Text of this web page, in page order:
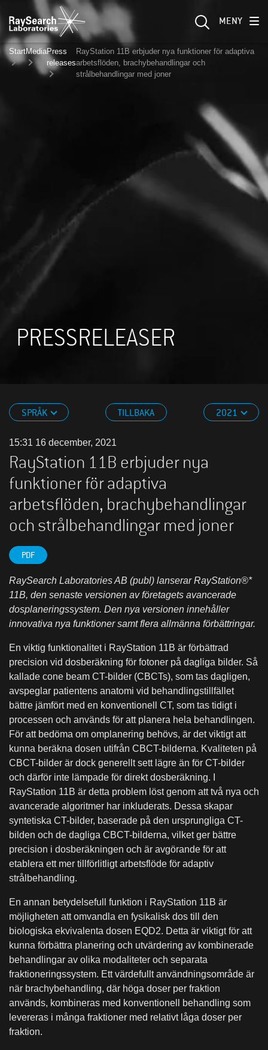
MENY
StartMediaPress
releases
RayStation 11B erbjuder nya funktioner för adaptiva
arbetsflöden, brachybehandlingar och
strålbehandlingar med joner
PRESSRELEASER
SPRÅK TILLBAKA 2021
15:31 16 december, 2021
RayStation 11B erbjuder nya
funktioner för adaptiva
arbetsflöden, brachybehandlingar
och strålbehandlingar med joner
PDF
RaySearch Laboratories AB (publ) lanserar RayStation®*
11B, den senaste versionen av företagets avancerade
dosplaneringssystem. Den nya versionen innehåller
innovativa nya funktioner samt flera allmänna förbättringar.
En viktig funktionalitet i RayStation 11B är förbättrad
precision vid dosberäkning för fotoner på dagliga bilder. Så
kallade cone beam CT-bilder (CBCTs), som tas dagligen,
avspeglar patientens anatomi vid behandlingstillfället
bättre jämfört med en konventionell CT, som tas tidigt i
processen och används för att planera hela behandlingen.
För att bedöma om omplanering behövs, är det viktigt att
kunna beräkna dosen utifrån CBCT-bilderna. Kvaliteten på
CBCT-bilder är dock generellt sett lägre än för CT-bilder
och därför inte lämpade för direkt dosberäkning. I
RayStation 11B är detta problem löst genom att två nya och
avancerade algoritmer har inkluderats. Dessa skapar
syntetiska CT-bilder, baserade på den ursprungliga CT-
bilden och de dagliga CBCT-bilderna, vilket ger bättre
precision i dosberäkningen och är avgörande för att
etablera ett mer tillförlitligt arbetsflöde för adaptiv
strålbehandling.
En annan betydelsefull funktion i RayStation 11B är
möjligheten att omvandla en fysikalisk dos till den
biologiska ekvivalenta dosen EQD2. Detta är viktigt för att
kunna förbättra planering och utvärdering av kombinerade
behandlingar av olika modaliteter och separata
fraktioneringssystem. Ett värdefullt användningsområde är
när brachybehandling, där höga doser per fraktion
används, kombineras med konventionell behandling som
levereras i många fraktioner med relativt låga doser per
fraktion.